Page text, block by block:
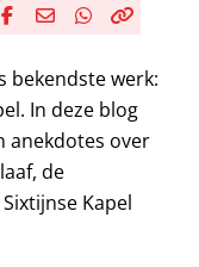
bekendste werk:
In deze blog
anekdotes over
de
Kapel